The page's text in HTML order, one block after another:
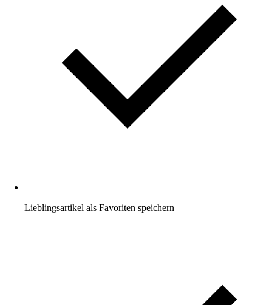
Lieblingsartikel als Favoriten speichern